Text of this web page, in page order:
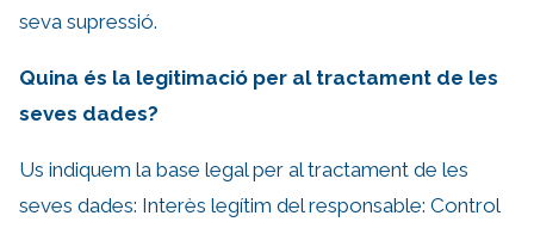
seva supressió.
Quina és la legitimació per al tractament de les
seves dades?
Us indiquem la base legal per al tractament de les
seves dades: Interès legítim del responsable: Control